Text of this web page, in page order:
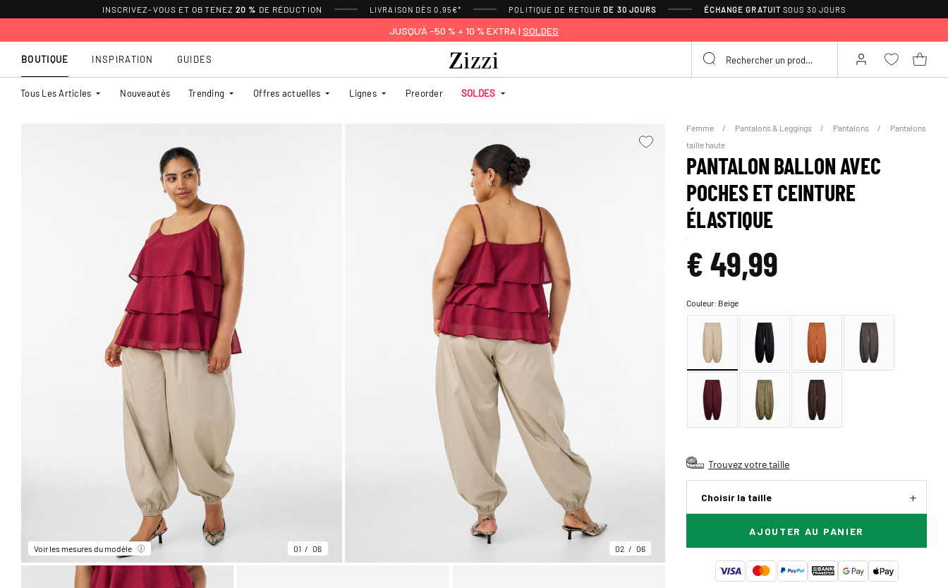
INSCRIVEZ-VOUS ET OBTENEZ 20 % DE RÉDUCTION LIVRAISON DÈS 0,95€* POLITIQUE DE RETOUR DE 30 JOURS ÉCHANGE GRATUIT SOUS 30 JOURS
JUSQU’À -50 % + 10 % EXTRA | SOLDES
BOUTIQUE
Tous Les Articles Nouveautés Trending Offres actuelles Lignes Preorder SOLDES
INSPIRATION GUIDES
Voir les mesures du modèle 01 06 02 06
Femme Pantalons & Leggings Pantalons
Pantalons
taille haute
PANTALON BALLON AVEC
POCHES ET CEINTURE
ÉLASTIQUE
€ 49,99
Couleur: Beige
Trouvez votre taille
Choisir la taille
AJOUTER AU PANIER